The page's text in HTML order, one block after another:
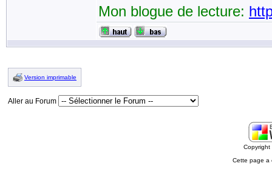
Mon blogue de lecture:
Version imprimable
Aller au Forum
Cette page a